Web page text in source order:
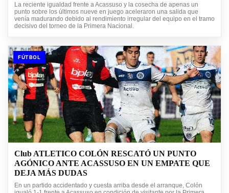
La reciente igualdad frente a Acassuso y la cosecha de apenas un
punto sobre los últimos nueve en juego aceleraron una salida que
venía madurando debido al rendimiento irregular del equipo en el tramo
decisivo del torneo de la Primera Nacional.
FÚTBOL
Club ATLETICO COLÓN RESCATÓ UN PUNTO
AGÓNICO ANTE ACASSUSO EN UN EMPATE QUE
DEJA MÁS DUDAS
En un partido accidentado y cuesta arriba desde el arranque, Colón